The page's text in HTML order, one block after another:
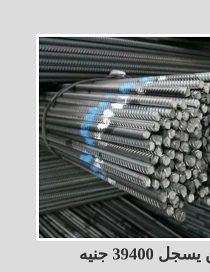
حديد المصريين يسجل 39400 جنيه